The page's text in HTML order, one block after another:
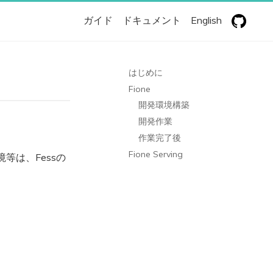
ガイド ドキュメント English
等は、Fessの
はじめに
Fione
開発環境構築
開発作業
作業完了後
Fione Serving